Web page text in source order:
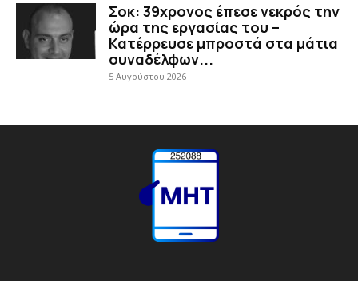
Σοκ: 39χρονος έπεσε νεκρός την
ώρα της εργασίας του –
Κατέρρευσε μπροστά στα μάτια
συναδέλφων...
5 Αυγούστου 2026